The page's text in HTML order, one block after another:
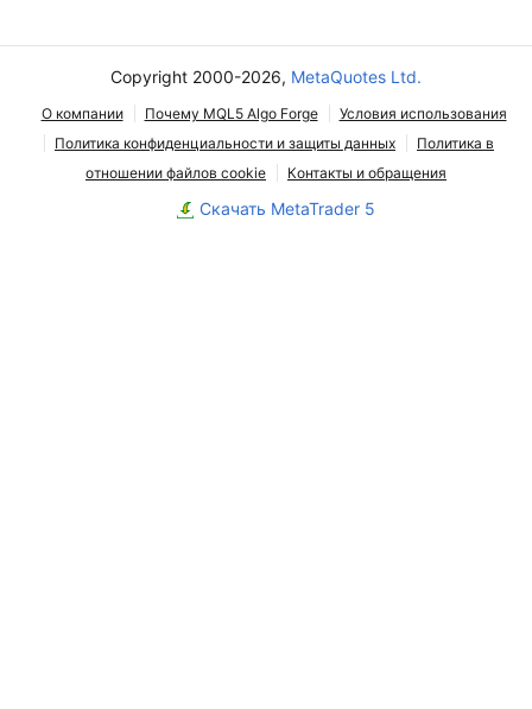
Copyright 2000-2026, MetaQuotes Ltd.
О компании Почему MQL5 Algo Forge
Условия использования
Политика конфиденциальности и защиты данных
Политика в
отношении файлов cookie
Контакты и обращения
Скачать MetaTrader 5